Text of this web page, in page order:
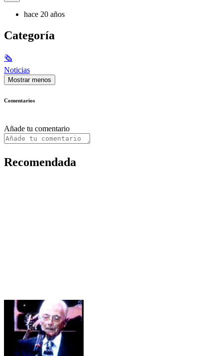
hace 20 años
Categoría
🗞
Noticias
Mostrar menos
Comentarios
Añade tu comentario
Recomendada